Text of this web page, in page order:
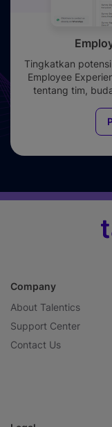
Tingkatkan
Employee
tentang tim,
Company
About Talentics
Support Center
Contact Us